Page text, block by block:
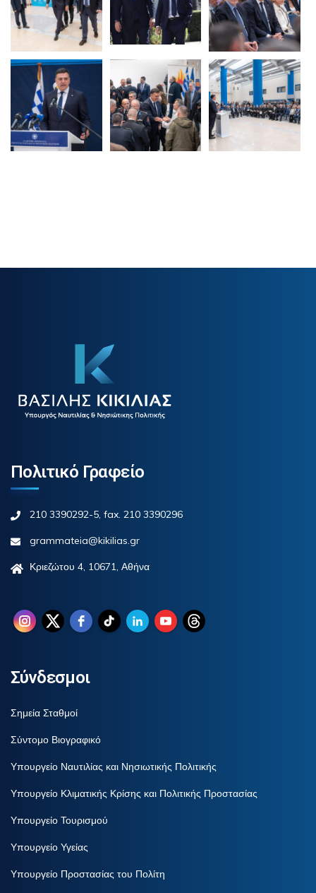
Πολιτικό Γραφείο
210 3390292-5, fax. 210 3390296
grammateia@kikilias.gr
Κριεζώτου 4, 10671, Αθήνα
Σύνδεσμοι
Σημεία Σταθμοί
Σύντομο Βιογραφικό
Υπουργείο Ναυτιλίας και Νησιωτικής Πολιτικής
Υπουργείο Κλιματικής Κρίσης και Πολιτικής Προστασίας
Υπουργείο Τουρισμού
Υπουργείο Υγείας
Υπουργείο Προστασίας του Πολίτη